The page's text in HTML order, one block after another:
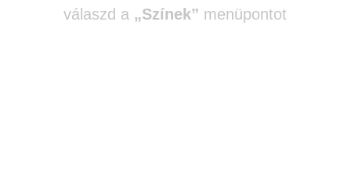
válaszd a „Színek” menüpontot